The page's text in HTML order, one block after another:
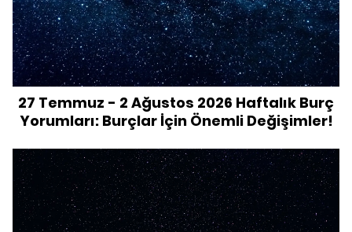
27 Temmuz - 2 Ağustos 2026 Haftalık Burç
Yorumları: Burçlar İçin Önemli Değişimler!